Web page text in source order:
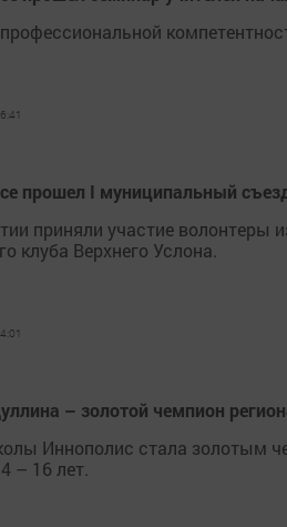
прошел I муниципальный
приняли участие
клуба Верхнего Услона.
– золотой чемпион
Иннополис стала золотым
– 16 лет.